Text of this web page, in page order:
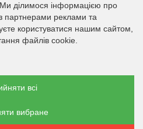
ділимося інформацією про
партнерами реклами та
користуватися нашим сайтом,
файлів cookie.
всі
вибране